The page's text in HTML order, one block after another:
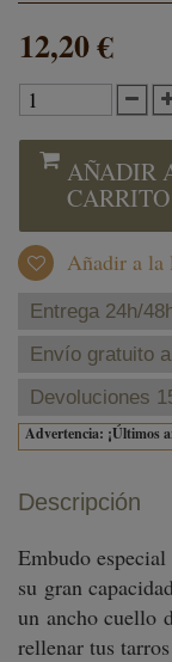
12,20 €
AÑADIR
CARRITO
Añadir a la
Entrega 24h/
Envío gratuito
Devoluciones
Advertencia: ¡Últimos
Descripción
Embudo
su gran
un ancho cuello
rellenar tus